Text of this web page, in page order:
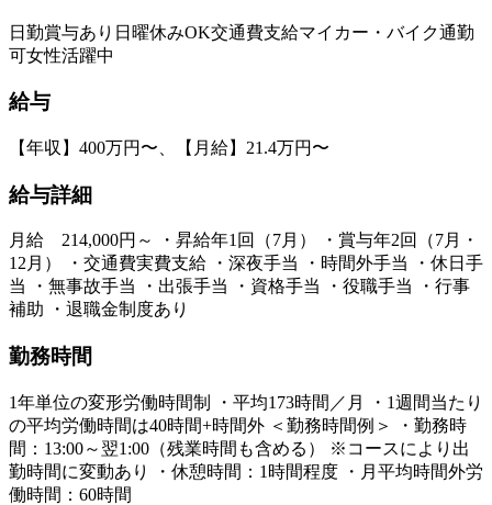
日勤賞与あり 日曜休みOK交通費支給マイカー・バイク通勤
可女性活躍中
給与
【年収】400万円〜、【月給】21.4万円〜
給与詳細
月給 214,000円～ ・昇給年1回（7月） ・賞与年2回（7月・
12月） ・交通費実費支給 ・深夜手当 ・時間外手当 ・休日手
当 ・無事故手当 ・出張手当 ・資格手当 ・役職手当 ・行事
補助 ・退職金制度あり
勤務時間
1年単位の変形労働時間制 ・平均173時間／月 ・1週間当たり
の平均労働時間は40時間+時間外 ＜勤務時間例＞ ・勤務時
間：13:00～翌1:00（残業時間も含める） ※コースにより出
勤時間に変動あり ・休憩時間：1時間程度 ・月平均時間外労
働時間：60時間